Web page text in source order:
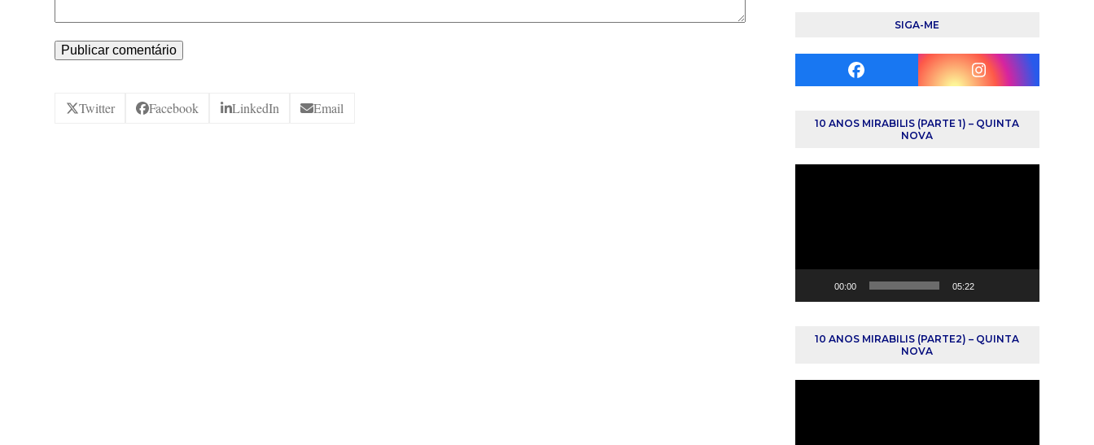
Twitter Facebook LinkedIn Email
SIGA-ME
Facebook Instagram
10 ANOS MIRABILIS (PARTE 1) – QUINTA
NOVA
00:00 05:22
10 ANOS MIRABILIS (PARTE2) – QUINTA
NOVA